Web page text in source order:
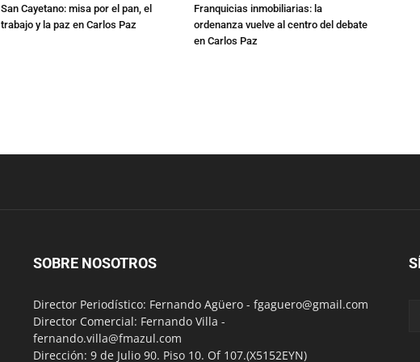
San Cayetano: misa por el pan, el
trabajo y la paz en Carlos Paz
Franquicias inmobiliarias: la
ordenanza vuelve al centro del debate
en Carlos Paz
SOBRE NOSOTROS
Director Periodístico: Fernando Agüero - fgaguero@gmail.com
Director Comercial: Fernando Villa -
fernando.villa@fmazul.com
Dirección: 9 de Julio 90. Piso 10. Of 107.(X5152EYN)